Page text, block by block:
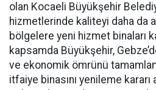
olan Kocaeli Büyükşehir
hizmetlerinde kaliteyi daha da
bölgelere yeni hizmet binaları
kapsamda Büyükşehir,
ve ekonomik ömrünü
itfaiye binasını yenileme kararı